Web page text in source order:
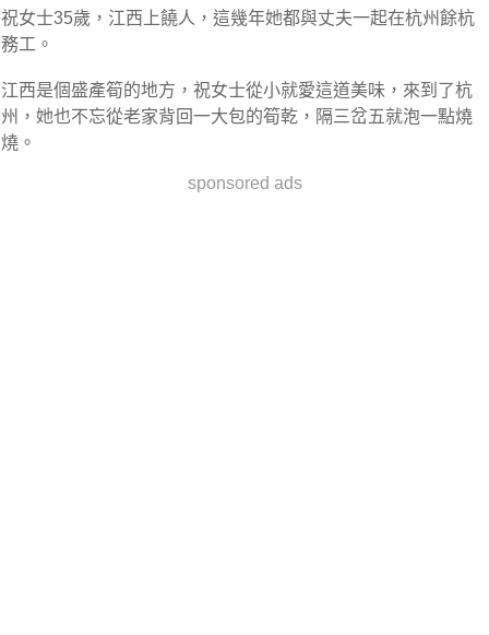
祝女士35歲，江西上饒人，這幾年她都與丈夫一起在杭州餘杭
務工。
江西是個盛產筍的地方，祝女士從小就愛這道美味，來到了杭
州，她也不忘從老家背回一大包的筍乾，隔三岔五就泡一點燒
燒。
sponsored ads